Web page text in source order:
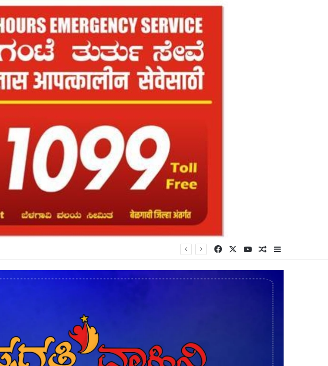
ರಹಸ್ಯ ಬಯಲು* FacebookYouTubeRandom Article
Sidebar